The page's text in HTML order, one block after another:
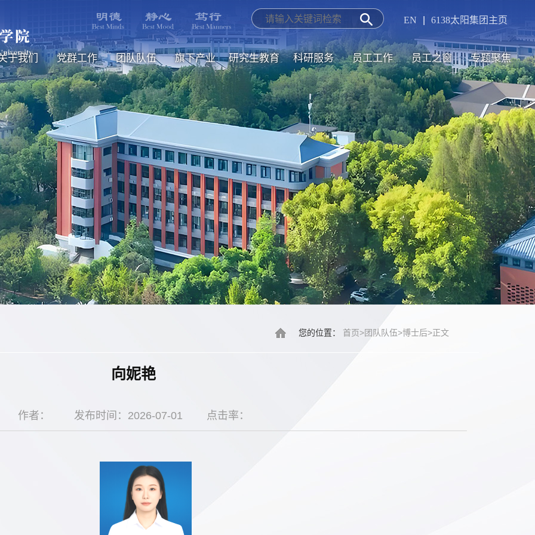
中国·6138太阳集团(Macau)股份有限公司-Officialwebsite
EN 6138太阳集团主页
于我们 党群工作 团队队伍 旗下产业 研究生教育 科研服务 员工工作 员工之窗 专题聚焦
您的位置： 首页>团队队伍>博士后>正文
向妮艳
作者： 发布时间：2026-07-01 点击率：